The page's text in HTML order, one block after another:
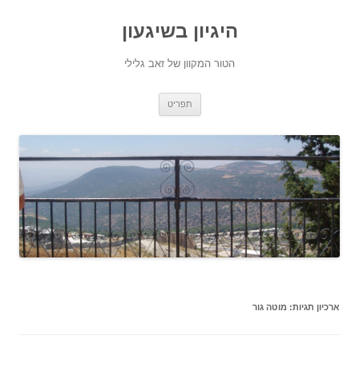
היגיון בשיגעון
הטור המקוון של זאב גלילי
תפריט
ארכיון תגיות: מוטה גור